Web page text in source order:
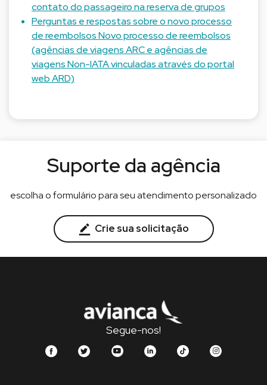
contato do passageiro na reserva de grupos
Perguntas e respostas sobre o novo processo
de reembolsos Novo processo de reembolsos
(agências de viagens ARC e agências de
viagens Non-IATA vinculadas através do portal
web ARD)
Suporte da agência
escolha o formulário para seu atendimento personalizado
Crie sua solicitação
Segue-nos!